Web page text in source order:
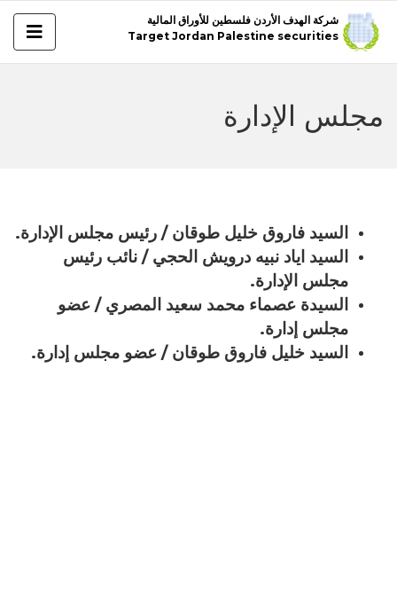
شركة الهدف الأردن فلسطين للأوراق المالية
Target Jordan Palestine securities
مجلس الإدارة
السيد فاروق خليل طوقان / رئيس مجلس الإدارة.
السيد اياد نبيه درويش الحجي / نائب رئيس
مجلس الإدارة.
السيدة عصماء محمد سعيد المصري / عضو
مجلس إدارة.
السيد خليل فاروق طوقان / عضو مجلس إدارة.